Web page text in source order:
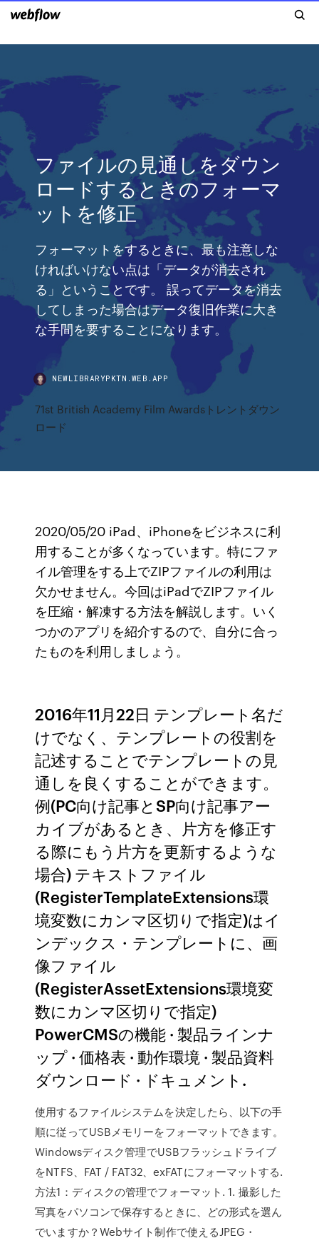
ファイルの見通しをダウン
ロードするときのフォーマ
ットを修正
フォーマットをするときに、最も注意しな
ければいけない点は「データが消去され
る」ということです。 誤ってデータを消去
してしまった場合はデータ復旧作業に大き
な手間を要することになります。
NEWLIBRARYPKTN.WEB.APP
71st British Academy Film Awardsトレントダウン
ロード
2020/05/20 iPad、iPhoneをビジネスに利
用することが多くなっています。特にファ
イル管理をする上でZIPファイルの利用は
欠かせません。今回はiPadでZIPファイル
を圧縮・解凍する方法を解説します。いく
つかのアプリを紹介するので、自分に合っ
たものを利用しましょう。
2016年11月22日 テンプレート名だ
けでなく、テンプレートの役割を
記述することでテンプレートの見
通しを良くすることができます。
例(PC向け記事とSP向け記事アー
カイブがあるとき、片方を修正す
る際にもう片方を更新するような
場合) テキストファイル
(RegisterTemplateExtensions環
境変数にカンマ区切りで指定)はイ
ンデックス・テンプレートに、画
像ファイル
(RegisterAssetExtensions環境変
数にカンマ区切りで指定)
PowerCMSの機能 · 製品ラインナ
ップ · 価格表 · 動作環境 · 製品資料
ダウンロード · ドキュメント.
使用するファイルシステムを決定したら、以下の手
順に従ってUSBメモリーをフォーマットできます。
Windowsディスク管理でUSBフラッシュドライブ
をNTFS、FAT / FAT32、exFATにフォーマットする.
方法1：ディスクの管理でフォーマット. 1. 撮影した
写真をパソコンで保存するときに、どの形式を選ん
でいますか？Webサイト制作で使えるJPEG・